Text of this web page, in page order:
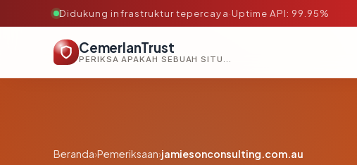
Didukung infrastruktur tepercaya·Uptime API: 99.95%
CemerlanTrust
PERIKSA APAKAH SEBUAH SITUS AMAN, TEPERCAYA, DAN TERVERIFIKASI DALAM HITUNGAN DETIK.
Beranda›Pemeriksaan›jamiesonconsulting.com.au